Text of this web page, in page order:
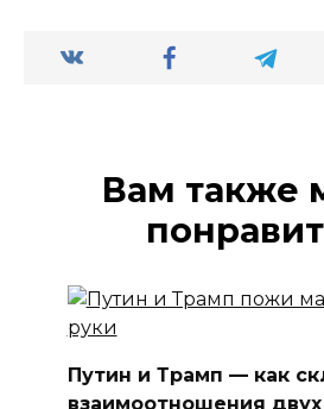
Вам также
Путин и Трамп — как
взаимоотношения